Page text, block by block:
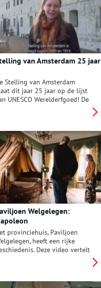
van Amsterdam 25 jaar
Stelling van Amsterdam
dit jaar 25 jaar op de lijst
UNESCO Werelderfgoed! De
uitzonderlijk én
onvervangbaar. Gedeputeerde
de Provincie Noord-Holland
Pels bezocht het Fort van
dat onlangs
gerestaureerd is en
voor de toekomst!
Welgelegen:
provinciehuis, Paviljoen
heeft een rijke
Deze video vertelt
bewoners van het paviljoen.